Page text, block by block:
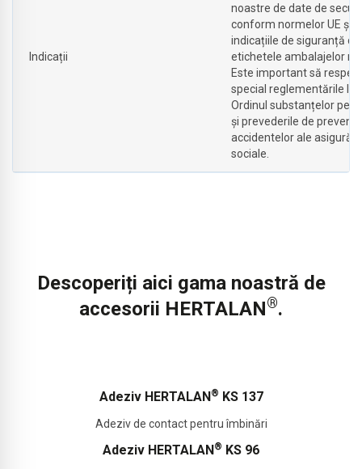
Indicații
noastre de date de
conform normelor UE și
indicațiile de siguranță
etichetele ambalajelor
Este important să
special reglementările
Ordinul substanțelor
și prevederile de
accidentelor ale
sociale.
Descoperiți aici gama noastră de
accesorii HERTALAN®.
Adeziv HERTALAN® KS 137
Adeziv de contact pentru îmbinări
Adeziv HERTALAN® KS 96